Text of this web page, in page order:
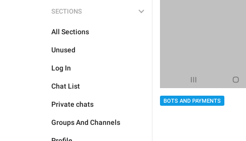
SECTIONS
All Sections
Unused
Log In
Chat List
Private chats
Groups And Channels
BOTS AND PAYMENTS